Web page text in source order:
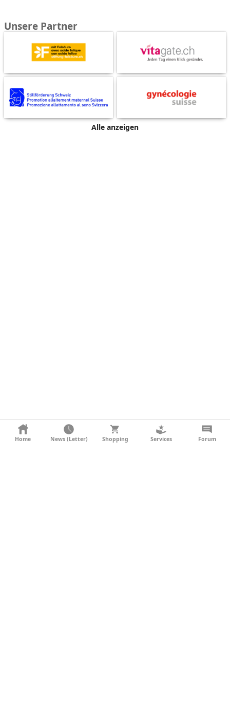
Unsere Partner
Alle anzeigen
KONTAKT
Home News (Letter) Shopping Services Forum